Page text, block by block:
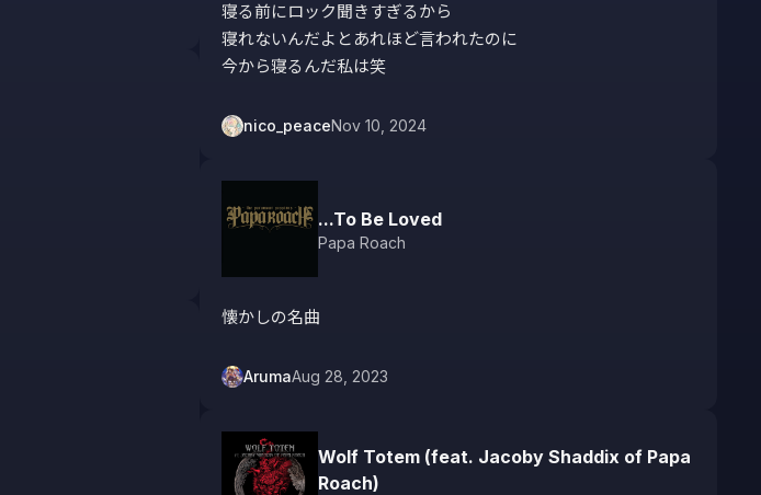
寝る前にロック聞きすぎるから
寝れないんだよとあれほど言われたのに
今から寝るんだ私は笑
nico_peaceNov 10, 2024
...To Be Loved
Papa Roach
懐かしの名曲
ArumaAug 28, 2023
Wolf Totem (feat. Jacoby Shaddix of Papa
Roach)